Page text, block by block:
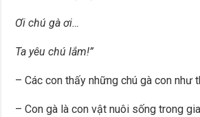
Ơi chú gà ơi…
Ta yêu chú lắm!”
– Các con thấy những chú gà con như
– Con gà là con vật nuôi sống trong